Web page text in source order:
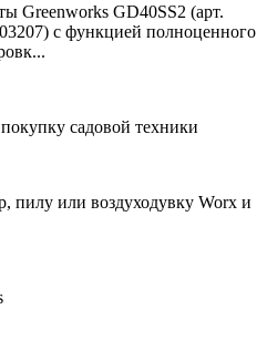
Greenworks GD40SS2 (арт.
с функцией полноценного
садовой техники
пилу или воздуходувку Worx и